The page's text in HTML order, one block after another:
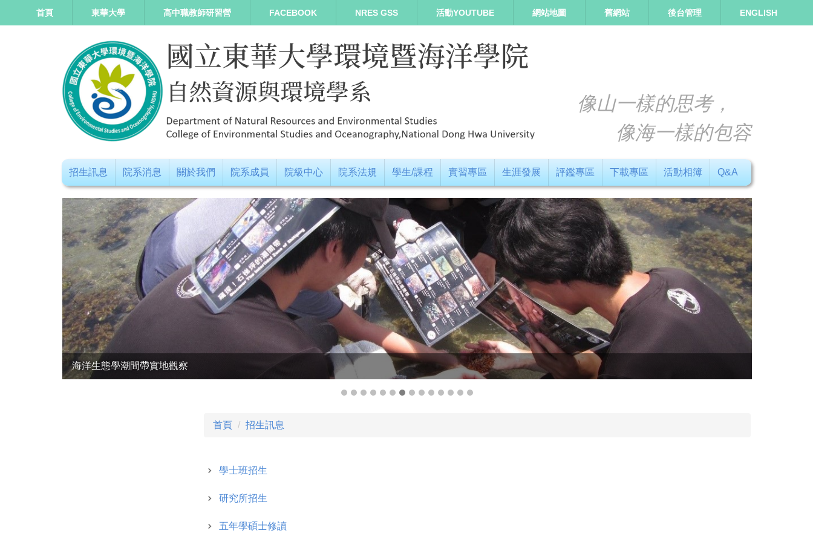
到
首頁 東華大學 高中職教師研習營 FACEBOOK NRES GSS 活動YOUTUBE 網站地圖 舊網站 後台管理 ENGLISH
像山一樣的思考，
像海一樣的包容
招生訊息 院系消息 關於我們 院系成員 院級中心 院系法規 學生/課程 實習專區 生涯發展 評鑑專區 下載專區 活動相簿 Q&A
海洋生態學潮間帶實地觀察
首頁 招生訊息
學士班招生
研究所招生
五年學碩士修讀